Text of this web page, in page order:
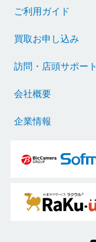
ご利用ガイド
買取お申し込み
訪問・店頭サポート
会社概要
企業情報